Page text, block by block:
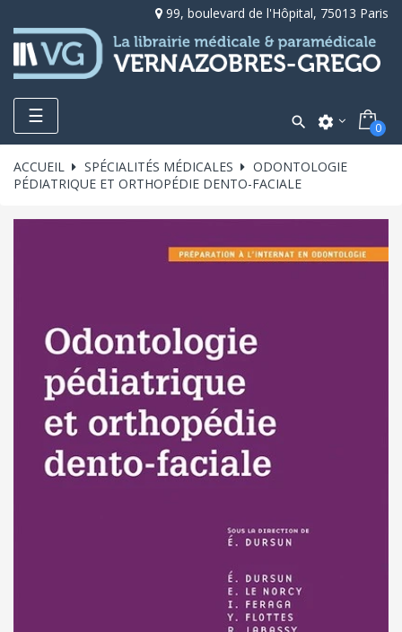
99, boulevard de l'Hôpital, 75013 Paris
Toggle
navigation
☰  settings 0
ACCUEIL SPÉCIALITÉS MÉDICALES
ODONTOLOGIE
PÉDIATRIQUE ET ORTHOPÉDIE DENTO-FACIALE